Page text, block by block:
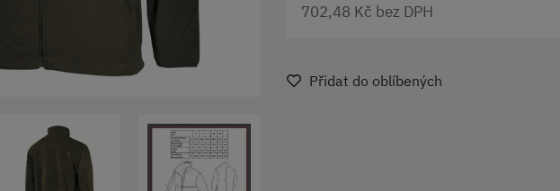
702,48 Kč bez DPH
Přidat do oblíbených